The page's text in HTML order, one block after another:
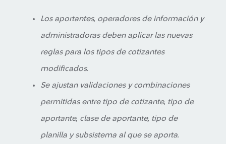
Los aportantes, operadores de información y
administradoras deben aplicar las nuevas
reglas para los tipos de cotizantes
modificados.
Se ajustan validaciones y combinaciones
permitidas entre tipo de cotizante, tipo de
aportante, clase de aportante, tipo de
planilla y subsistema al que se aporta.